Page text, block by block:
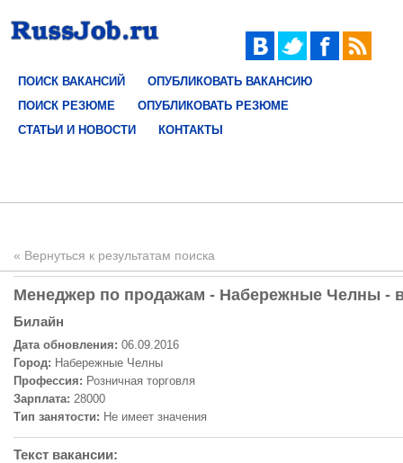
ПОИСК ВАКАНСИЙ
ОПУБЛИКОВАТЬ ВАКАНСИЮ
ПОИСК РЕЗЮМЕ
ОПУБЛИКОВАТЬ РЕЗЮМЕ
СТАТЬИ И НОВОСТИ
КОНТАКТЫ
« Вернуться к результатам поиска
Менеджер по продажам - Набережные Челны -
Билайн
Дата обновления: 06.09.2016
Город: Набережные Челны
Профессия: Розничная торговля
Зарплата: 28000
Тип занятости: Не имеет значения
Текст вакансии: